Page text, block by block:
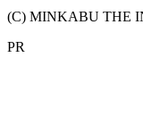
(C) MINKABU THE
PR